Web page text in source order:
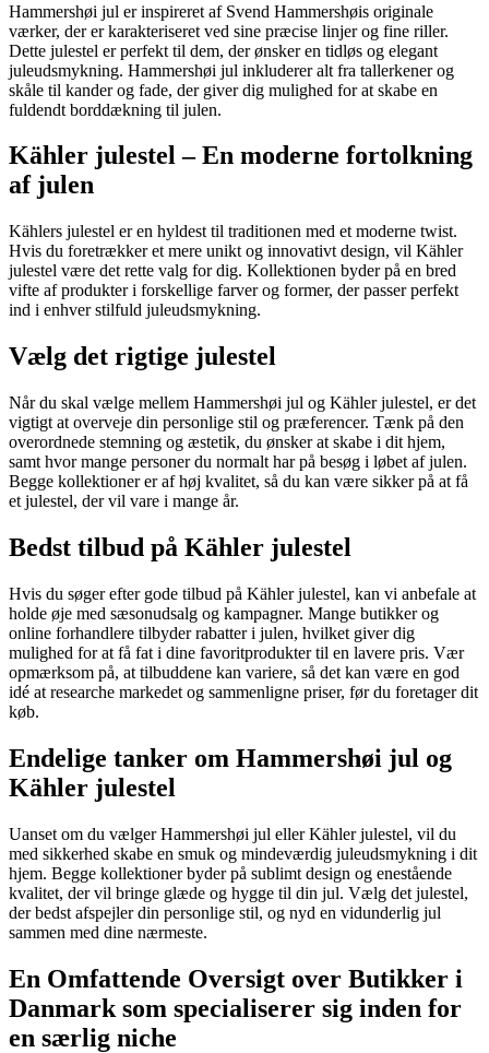
Hammershøi jul er inspireret af Svend Hammershøis originale
værker, der er karakteriseret ved sine præcise linjer og fine riller.
Dette julestel er perfekt til dem, der ønsker en tidløs og elegant
juleudsmykning. Hammershøi jul inkluderer alt fra tallerkener og
skåle til kander og fade, der giver dig mulighed for at skabe en
fuldendt borddækning til julen.
Kähler julestel – En moderne fortolkning
af julen
Kählers julestel er en hyldest til traditionen med et moderne twist.
Hvis du foretrækker et mere unikt og innovativt design, vil Kähler
julestel være det rette valg for dig. Kollektionen byder på en bred
vifte af produkter i forskellige farver og former, der passer perfekt
ind i enhver stilfuld juleudsmykning.
Vælg det rigtige julestel
Når du skal vælge mellem Hammershøi jul og Kähler julestel, er det
vigtigt at overveje din personlige stil og præferencer. Tænk på den
overordnede stemning og æstetik, du ønsker at skabe i dit hjem,
samt hvor mange personer du normalt har på besøg i løbet af julen.
Begge kollektioner er af høj kvalitet, så du kan være sikker på at få
et julestel, der vil vare i mange år.
Bedst tilbud på Kähler julestel
Hvis du søger efter gode tilbud på Kähler julestel, kan vi anbefale at
holde øje med sæsonudsalg og kampagner. Mange butikker og
online forhandlere tilbyder rabatter i julen, hvilket giver dig
mulighed for at få fat i dine favoritprodukter til en lavere pris. Vær
opmærksom på, at tilbuddene kan variere, så det kan være en god
idé at researche markedet og sammenligne priser, før du foretager dit
køb.
Endelige tanker om Hammershøi jul og
Kähler julestel
Uanset om du vælger Hammershøi jul eller Kähler julestel, vil du
med sikkerhed skabe en smuk og mindeværdig juleudsmykning i dit
hjem. Begge kollektioner byder på sublimt design og enestående
kvalitet, der vil bringe glæde og hygge til din jul. Vælg det julestel,
der bedst afspejler din personlige stil, og nyd en vidunderlig jul
sammen med dine nærmeste.
En Omfattende Oversigt over Butikker i
Danmark som specialiserer sig inden for
en særlig niche